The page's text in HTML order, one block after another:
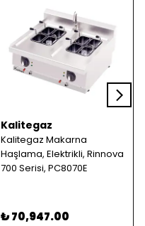
Kalitegaz
Kalitegaz Makarna
Haşlama, Elektrikli, Rinnova
700 Serisi, PC8070E
₺ 70,947.00